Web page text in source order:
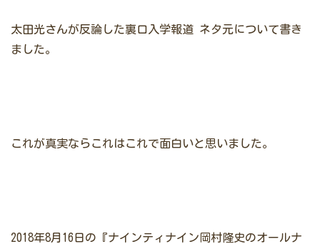
太田光さんが反論した裏口入学報道 ネタ元について書き
ました。
これが真実ならこれはこれで面白いと思いました。
2018年8月16日の『ナインティナイン岡村隆史のオールナ